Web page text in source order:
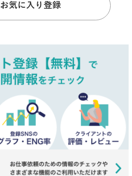
お気に入り登録